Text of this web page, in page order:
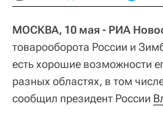
МОСКВА, 10 мая - РИА
товарооборота России и
есть хорошие возможности
разных областях, в том
сообщил президент России